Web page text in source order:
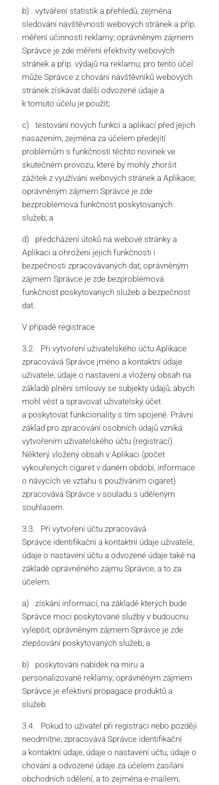
b) vytváření statistik a přehledů, zejména
sledování návštěvnosti webových stránek a příp.
měření účinnosti reklamy; oprávněným zájmem
Správce je zde měření efektivity webových
stránek a příp. výdajů na reklamu; pro tento účel
může Správce z chování návštěvníků webových
stránek získávat další odvozené údaje a
k tomuto účelu je použít;
c) testování nových funkcí a aplikací před jejich
nasazením, zejména za účelem předejití
problémům s funkčností těchto novinek ve
skutečném provozu, které by mohly zhoršit
zážitek z využívání webových stránek a Aplikace;
oprávněným zájmem Správce je zde
bezproblémová funkčnost poskytovaných
služeb; a
d) předcházení útoků na webové stránky a
Aplikaci a ohrožení jejich funkčnosti i
bezpečnosti zpracovávaných dat; oprávněným
zájmem Správce je zde bezproblémová
funkčnost poskytovaných služeb a bezpečnost
dat.
V případě registrace
3.2. Při vytvoření uživatelského účtu Aplikace
zpracovává Správce jméno a kontaktní údaje
uživatele, údaje o nastavení a vložený obsah na
základě plnění smlouvy se subjekty údajů, abych
mohl vést a spravovat uživatelský účet
a poskytovat funkcionality s tím spojené. Právní
základ pro zpracování osobních údajů vzniká
vytvořením uživatelského účtu (registrací).
Některý vložený obsah v Aplikaci (počet
vykouřených cigaret v daném období, informace
o návycích ve vztahu s používáním cigaret)
zpracovává Správce v souladu s uděleným
souhlasem.
3.3. Při vytvoření účtu zpracovává
Správce identifikační a kontaktní údaje uživatele,
údaje o nastavení účtu a odvozené údaje také na
základě oprávněného zájmu Správce, a to za
účelem:
a) získání informací, na základě kterých bude
Správce moci poskytované služby v budoucnu
vylepšit; oprávněným zájmem Správce je zde
zlepšování poskytovaných služeb; a
b) poskytování nabídek na míru a
personalizované reklamy; oprávněným zájmem
Správce je efektivní propagace produktů a
služeb.
3.4. Pokud to uživatel při registraci nebo později
neodmítne, zpracovává Správce identifikační
a kontaktní údaje, údaje o nastavení účtu, údaje o
chování a odvozené údaje za účelem zasílání
obchodních sdělení, a to zejména e-mailem,